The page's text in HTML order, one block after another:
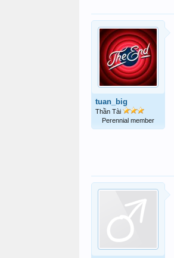
tuan_big
Thần Tài
Perennial member